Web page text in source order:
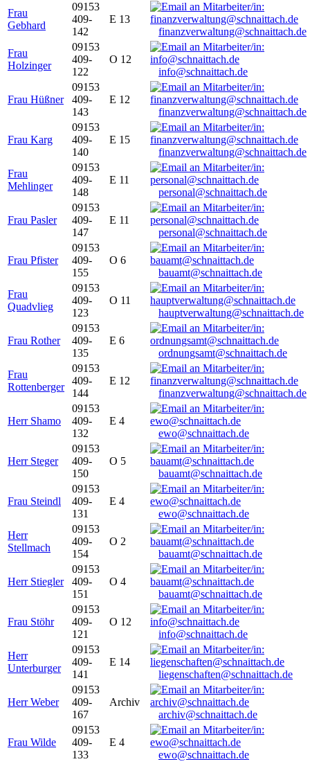
Frau
Gebhard
09153
409-
142
E 13
finanzverwaltung@schnaittach.de
Frau
Holzinger
09153
409-
122
O 12
info@schnaittach.de
Frau Hüßner
09153
409-
143
E 12
finanzverwaltung@schnaittach.de
Frau Karg
09153
409-
140
E 15
finanzverwaltung@schnaittach.de
Frau
Mehlinger
09153
409-
148
E 11
personal@schnaittach.de
Frau Pasler
09153
409-
147
E 11
personal@schnaittach.de
Frau Pfister
09153
409-
155
O 6
bauamt@schnaittach.de
Frau
Quadvlieg
09153
409-
123
O 11
hauptverwaltung@schnaittach.de
Frau Rother
09153
409-
135
E 6
ordnungsamt@schnaittach.de
Frau
Rottenberger
09153
409-
144
E 12
finanzverwaltung@schnaittach.de
Herr Shamo
09153
409-
132
E 4
ewo@schnaittach.de
Herr Steger
09153
409-
150
O 5
bauamt@schnaittach.de
Frau Steindl
09153
409-
131
E 4
ewo@schnaittach.de
Herr
Stellmach
09153
409-
154
O 2
bauamt@schnaittach.de
Herr Stiegler
09153
409-
151
O 4
bauamt@schnaittach.de
Frau Stöhr
09153
409-
121
O 12
info@schnaittach.de
Herr
Unterburger
09153
409-
141
E 14
liegenschaften@schnaittach.de
Herr Weber
09153
409-
167
Archiv
archiv@schnaittach.de
Frau Wilde
09153
409-
133
E 4
ewo@schnaittach.de